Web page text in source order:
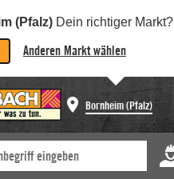
(Pfalz) Dein richtiger Markt?
Anderen Markt wählen
Bornheim (Pfalz)